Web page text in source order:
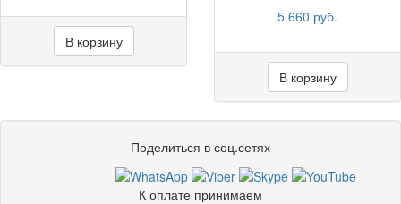
В корзину
5 660 руб.
В корзину
Поделиться в соц.сетях
К оплате принимаем